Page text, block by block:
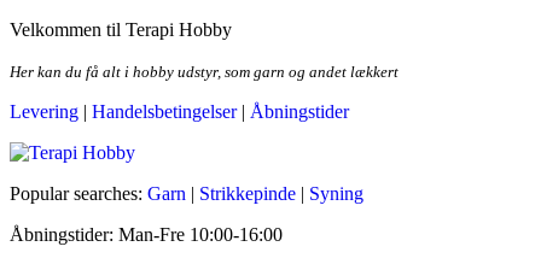
Skip
the
Velkommen til Terapi Hobby
Her kan du få alt i hobby udstyr, som garn og andet lækkert
Levering | Handelsbetingelser| Åbningstider
Terapi Hobby
Popular searches: Garn | Strikkepinde | Syning
Åbningstider: Man-Fre 10:00-16:00